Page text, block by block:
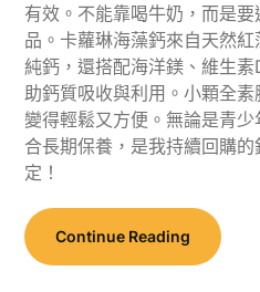
有效。不能靠喝牛奶，而是
品。卡蘿琳海藻鈣來自天然
純鈣，還搭配海洋鎂、維生
助鈣質吸收與利用。小顆全
變得輕鬆又方便。無論是青
合長期保養，是我持續回購
定！
Continue Reading